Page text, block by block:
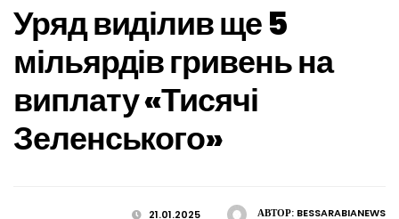
Уряд виділив ще 5
мільярдів гривень на
виплату «Тисячі
Зеленського»
АВТОР: BESSARABIANEWS
21.01.2025